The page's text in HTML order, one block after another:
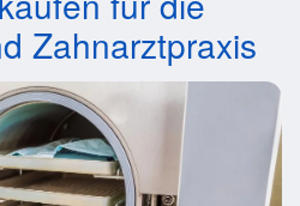
Zahnarztpraxis